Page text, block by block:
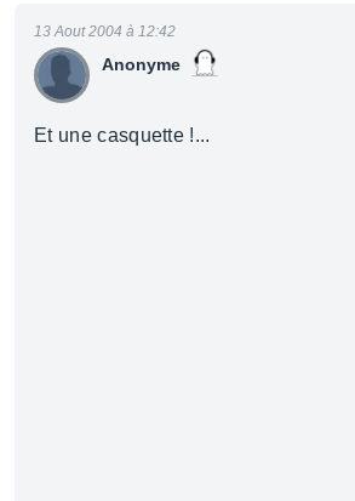
Anonyme
13 Aout 2004 à 12:42
Et une casquette !...